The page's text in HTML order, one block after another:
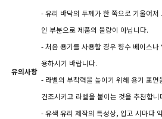
유의사항
- 유리 바닥의 두께가 한 쪽으로 기울어져
인 부분으로 제품의 불량이 아닙니다.
- 처음 용기를 사용할 경우 향수 베이스
용하시기 바랍니다.
- 라벨의 부착력을 높이기 위해 용기 표
건조시키고 라벨을 붙이는 것을 추천합니
- 유색 유리 제작의 특성상, 입고 시마다